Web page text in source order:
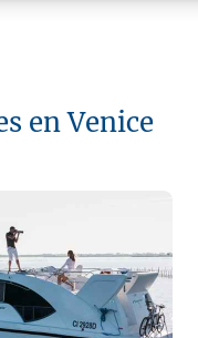
en Venice